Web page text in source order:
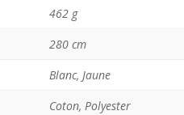
462 g
280 cm
Blanc, Jaune
Coton, Polyester